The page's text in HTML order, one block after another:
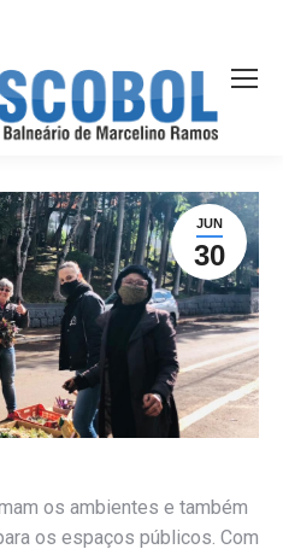
JUN
30
os ambientes e também
os espaços públicos. Com